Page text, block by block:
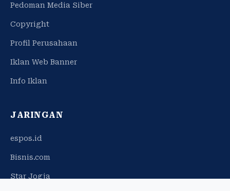
Pedoman Media Siber
Copyright
Profil Perusahaan
Iklan Web Banner
Info Iklan
JARINGAN
espos.id
Bisnis.com
Star Jogja